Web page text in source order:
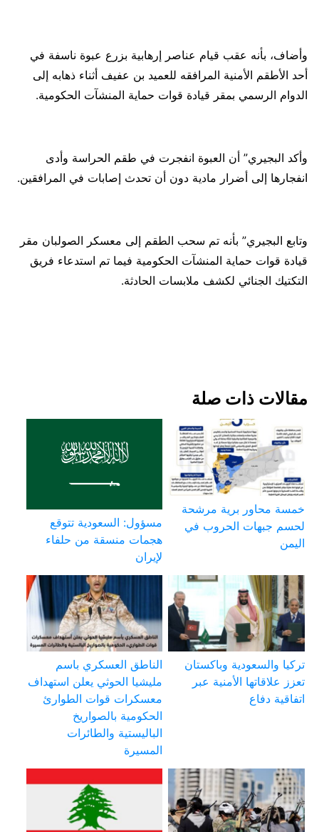
وأضاف، بأنه عقب قيام عناصر إرهابية بزرع عبوة ناسفة في
أحد الأطقم الأمنية المرافقه للعميد بن عفيف أثناء ذهابه إلى
الدوام الرسمي بمقر قيادة قوات حماية المنشآت الحكومية.
وأكد البجيري” أن العبوة انفجرت في طقم الحراسة وأدى
انفجارها إلى أضرار مادية دون أن تحدث إصابات في المرافقين.
وتابع البجيري” بأنه تم سحب الطقم إلى معسكر الصولبان مقر
قيادة قوات حماية المنشآت الحكومية فيما تم استدعاء فريق
التكتيك الجنائي لكشف ملابسات الحادثة.
مقالات ذات صلة
خمسة محاور برية مرشحة
لحسم جبهات الحروب في
اليمن
مسؤول: السعودية تتوقع
هجمات منسقة من حلفاء
لإيران
تركيا والسعودية وباكستان
تعزز علاقاتها الأمنية عبر
اتفاقية دفاع
الناطق العسكري باسم
مليشيا الحوثي يعلن استهداف
معسكرات قوات الطوارئ
الحكومية بالصواريخ
الباليستية والطائرات
المسيرة